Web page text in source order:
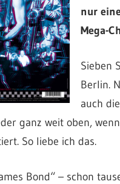
nur
Mega-
Sieben
Berlin.
auch
ganz weit oben,
So liebe ich das.
Bond“ – schon